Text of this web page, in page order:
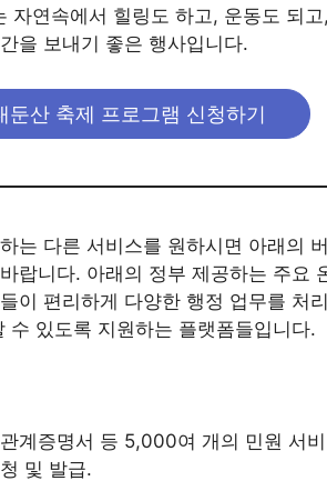
자연속에서 힐링도 하고, 운동도 되고,
을 보내기 좋은 행사입니다.
둔산 축제 프로그램 신청하기
는 다른 서비스를 원하시면 아래의 버
랍니다. 아래의 정부 제공하는 주요
이 편리하게 다양한 행정 업무를 처리
수 있도록 지원하는 플랫폼들입니다.
계증명서 등 5,000여 개의 민원 서비
및 발급.